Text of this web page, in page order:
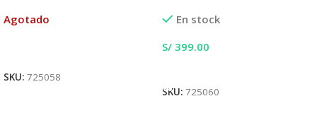
Agotado
SKU: 725058
En stock
S/ 399.00
SKU: 725060